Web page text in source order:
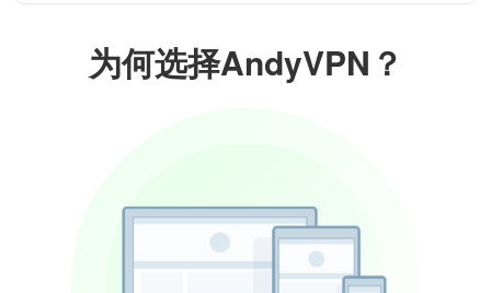
为何选择AndyVPN？